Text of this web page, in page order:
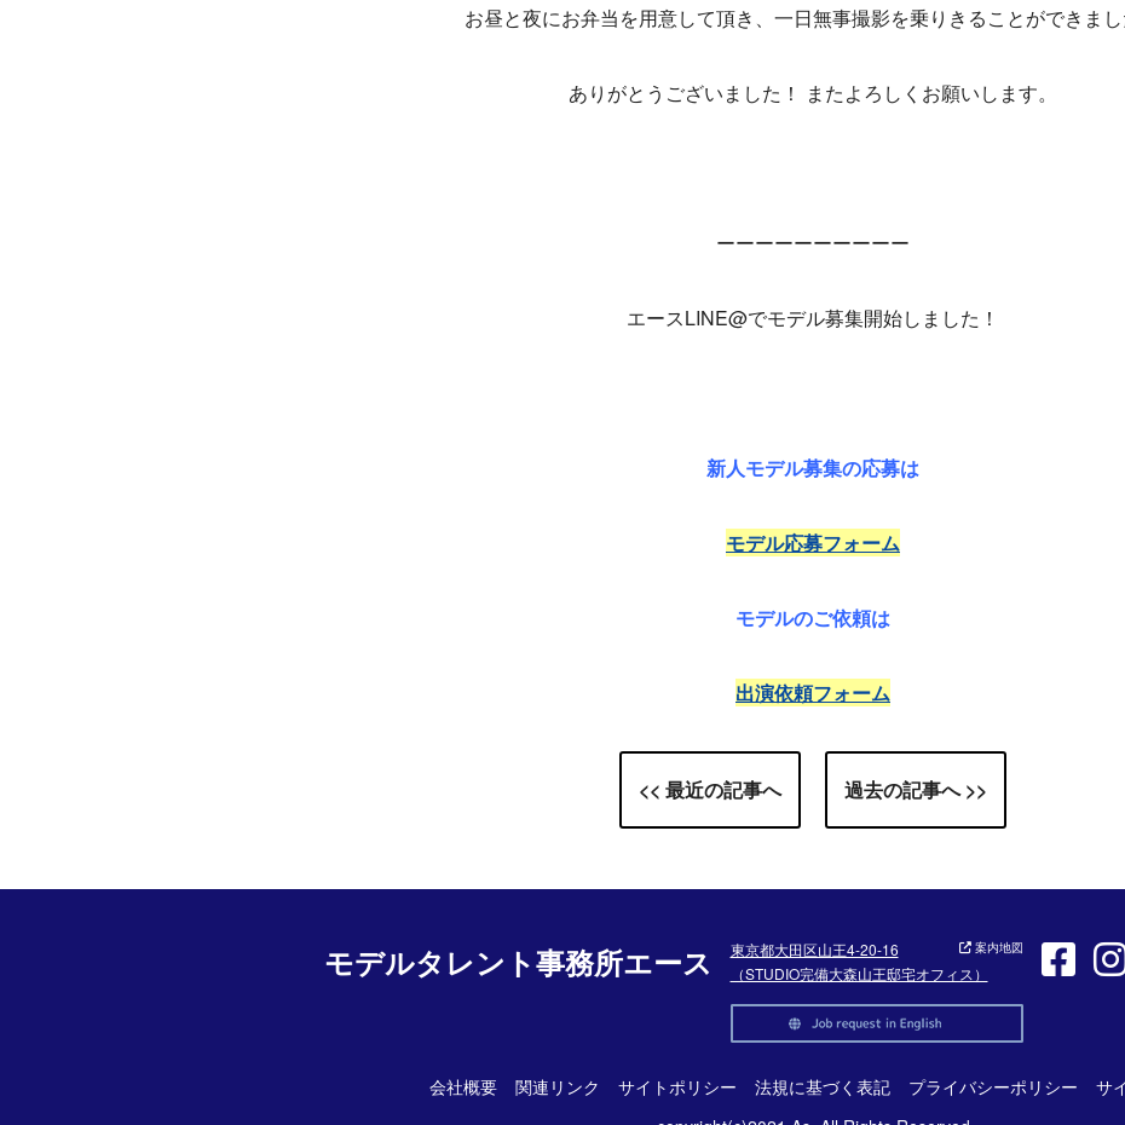
お昼と夜にお弁当を用意して頂き、一日無事撮影を乗りきることができまし
ありがとうございました！ またよろしくお願いします。
ーーーーーーーーーー
エースLINE@でモデル募集開始しました！
新人モデル募集の応募は
モデル応募フォーム
モデルのご依頼は
出演依頼フォーム
<< 最近の記事へ 過去の記事へ >>
モデルタレント事務所エース
東京都大田区山王4-20-16
（STUDIO完備大森山王邸宅オフィス）
案内地図
会社概要 関連リンク サイトポリシー 法規に基づく表記 プライバシーポリシー
サ